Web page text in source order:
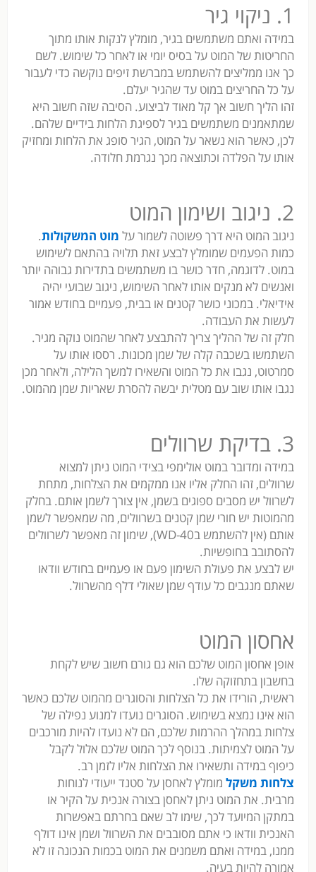
1. ניקוי גיר
במידה ואתם משתמשים בגיר, מומלץ לנקות אותו מתוך
החריטות של המוט על בסיס יומי או לאחר כל שימוש. לשם
כך אנו ממליצים להשתמש במברשת זיפים נוקשה כדי לעבור
על כל החריצים במוט עד שהגיר יעלם.
זהו הליך חשוב אך קל מאוד לביצוע. הסיבה שזה חשוב היא
שמתאמנים משתמשים בגיר לספיגת הלחות בידיים שלהם.
לכן, כאשר הוא נשאר על המוט, הגיר סופג את הלחות ומחזיק
אותו על הפלדה וכתוצאה מכך נגרמת חלודה.
2. ניגוב ושימון המוט
ניגוב המוט היא דרך פשוטה לשמור על מוט המשקולות.
כמות הפעמים שמומלץ לבצע זאת תלויה בהתאם לשימוש
במוט. לדוגמה, חדר כושר בו משתמשים בתדירות גבוהה יותר
ואנשים לא מנקים אותו לאחר השימוש, ניגוב שבועי יהיה
אידיאלי. במכוני כושר קטנים או בבית, פעמיים בחודש אמור
לעשות את העבודה.
חלק זה של ההליך צריך להתבצע לאחר שהמוט נוקה מגיר.
השתמשו בשכבה קלה של שמן מכונות. רססו אותו על
סמרטוט, נגבו את כל המוט והשאירו למשך הלילה, ולאחר מכן
נגבו אותו שוב עם מטלית יבשה להסרת שאריות שמן מהמוט.
3. בדיקת שרוולים
במידה ומדובר במוט אולימפי בצידי המוט ניתן למצוא
שרוולים, זהו החלק אליו אנו ממקמים את הצלחות, מתחת
לשרוול יש מסבים ספוגים בשמן, אין צורך לשמן אותם. בחלק
מהמוטות יש חורי שמן קטנים בשרוולים, מה שמאפשר לשמן
אותם (אין להשתמש בWD-40), שימון זה מאפשר לשרוולים
להסתובב בחופשיות.
יש לבצע את פעולת השימון פעם או פעמיים בחודש וודאו
שאתם מנגבים כל עודף שמן שאולי דלף מהשרוול.
אחסון המוט
אופן אחסון המוט שלכם הוא גם גורם חשוב שיש לקחת
בחשבון בתחזוקה שלו.
ראשית, הורידו את כל הצלחות והסוגרים מהמוט שלכם כאשר
הוא אינו נמצא בשימוש. הסוגרים נועדו למנוע נפילה של
צלחות במהלך ההרמות שלכם, הם לא נועדו להיות מורכבים
על המוט לצמיתות. בנוסף לכך המוט שלכם אלול לקבל
כיפוף במידה ותשאירו את הצלחות אליו לזמן רב.
צלחות משקל מומלץ לאחסן על סטנד ייעודי לנוחות
מרבית. את המוט ניתן לאחסן בצורה אנכית על הקיר או
במתקן המיועד לכך, שימו לב שאם בחרתם באפשרות
האנכית וודאו כי אתם מסובבים את השרוול ושמן אינו דולף
ממנו, במידה ואתם משמנים את המוט בכמות הנכונה זו לא
אמורה להיות בעיה.